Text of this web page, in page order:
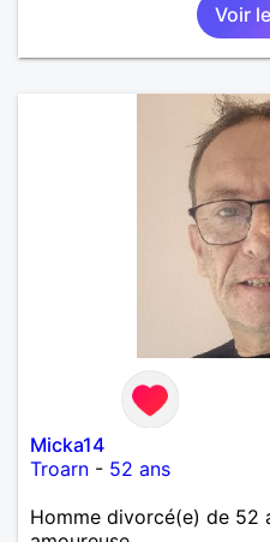
Voir
Micka14
Troarn - 52 ans
Homme divorcé(e) de 52